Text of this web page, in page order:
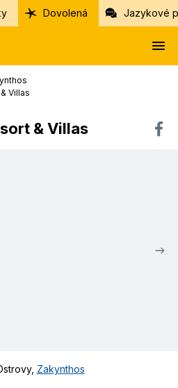
Dovolená Jazykové
Villas
& Villas
, Zakynthos